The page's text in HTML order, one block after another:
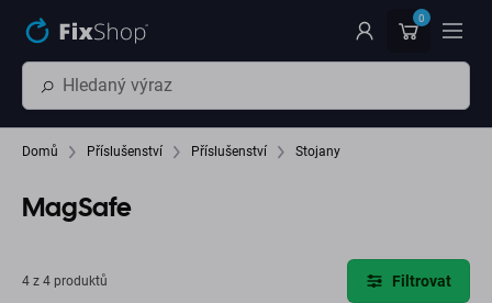
0
Domů Příslušenství Příslušenství Stojany
MagSafe
4 z 4 produktů Filtrovat